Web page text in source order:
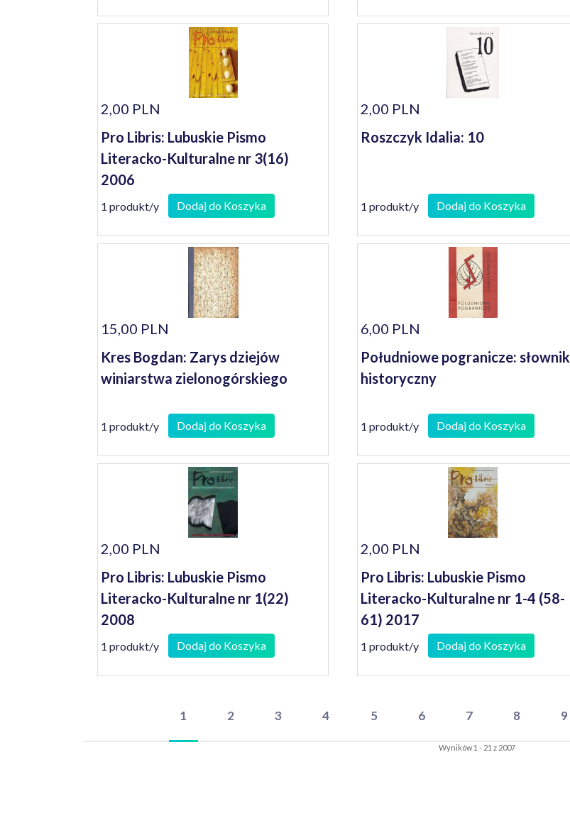
2,00 PLN
Pro Libris: Lubuskie Pismo
Literacko-Kulturalne nr 3(16)
2006
1 produkt/y Dodaj do Koszyka
2,00 PLN
Roszczyk Idalia: 10
1 produkt/y Dodaj do Koszyka
15,00 PLN
Kres Bogdan: Zarys dziejów
winiarstwa zielonogórskiego
1 produkt/y Dodaj do Koszyka
6,00 PLN
Południowe pogranicze: słownik
historyczny
1 produkt/y Dodaj do Koszyka
2,00 PLN
Pro Libris: Lubuskie Pismo
Literacko-Kulturalne nr 1(22)
2008
1 produkt/y Dodaj do Koszyka
2,00 PLN
Pro Libris: Lubuskie Pismo
Literacko-Kulturalne nr 1-4 (58-
61) 2017
1 produkt/y Dodaj do Koszyka
1 2 3 4 5 6 7 8 9
Wyników 1 - 21 z 2007